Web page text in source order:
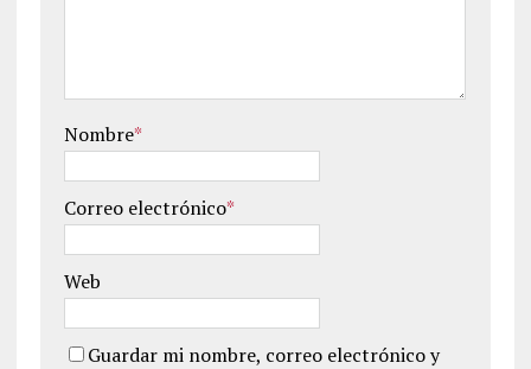
Nombre*
Correo electrónico*
Web
Guardar mi nombre, correo electrónico y